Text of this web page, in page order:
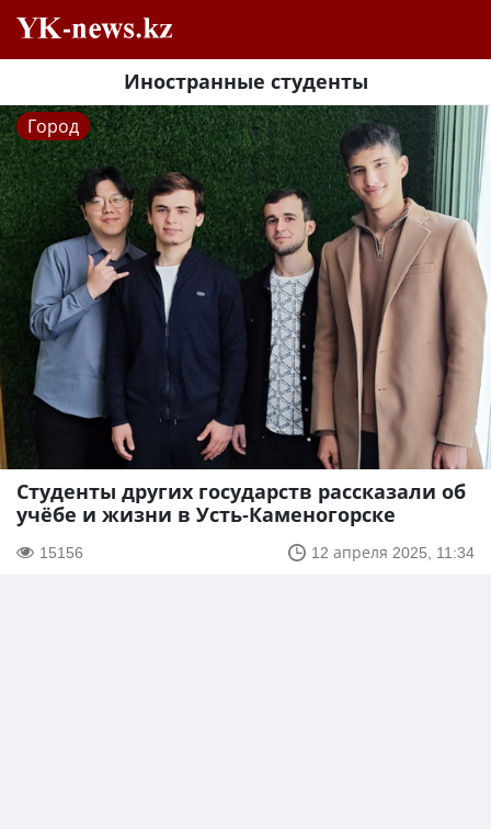
Иностранные студенты
Город
Студенты других государств рассказали об
учёбе и жизни в Усть-Каменогорске
15156 12 апреля 2025, 11:34